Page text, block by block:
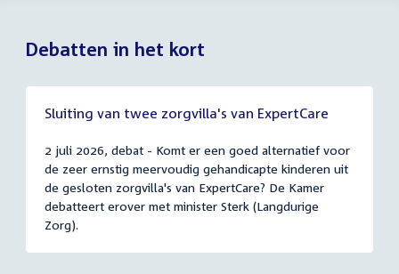
Debatten in het kort
Sluiting van twee zorgvilla's van ExpertCare
2 juli 2026, debat - Komt er een goed alternatief voor
de zeer ernstig meervoudig gehandicapte kinderen uit
de gesloten zorgvilla's van ExpertCare? De Kamer
debatteert erover met minister Sterk (Langdurige
Zorg).